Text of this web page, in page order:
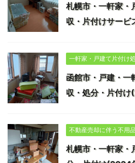
札幌市・一軒家・
収・片付けサービ
一軒家・戸建て片付け
函館市・戸建・一
収・処分・片付
不動産売却に伴う不用
札幌市・一軒家・